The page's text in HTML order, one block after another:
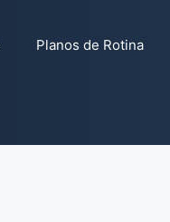
Planos de Rotina